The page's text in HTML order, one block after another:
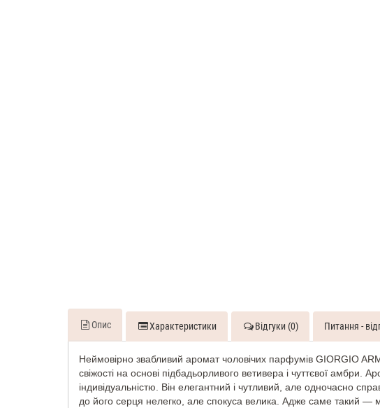
Опис Характеристики Відгуки (0) Питання -
Неймовірно звабливий аромат чоловічих парфумів GIORGIO
свіжості на основі підбадьорливого ветивера і чуттєвої
індивідуальністю. Він елегантний і чутливий, але одночасно
до його серця нелегко, але спокуса велика. Адже саме такий —